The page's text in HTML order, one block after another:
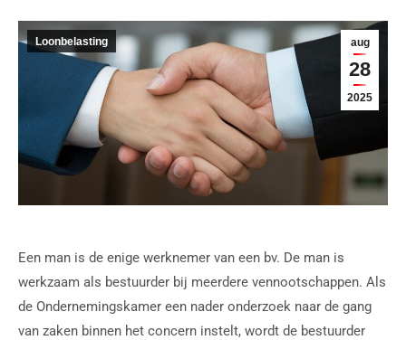
aug
28
2025
Loonbelasting
Een man is de enige werknemer van een bv. De man is
werkzaam als bestuurder bij meerdere vennootschappen. Als
de Ondernemingskamer een nader onderzoek naar de gang
van zaken binnen het concern instelt, wordt de bestuurder